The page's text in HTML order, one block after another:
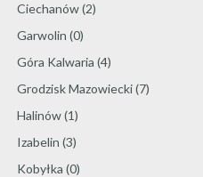
Ciechanów(2)
Garwolin (0)
Góra Kalwaria (4)
Grodzisk Mazowiecki(7)
Halinów(1)
Izabelin (3)
Kobyłka (0)